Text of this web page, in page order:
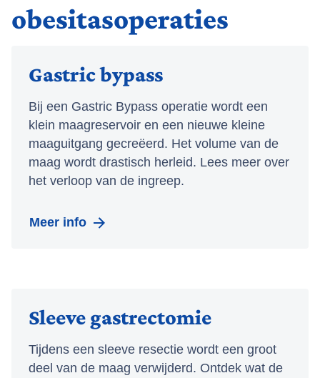
obesitasoperaties
Gastric bypass
Bij een Gastric Bypass operatie wordt een
klein maagreservoir en een nieuwe kleine
maaguitgang gecreëerd. Het volume van de
maag wordt drastisch herleid. Lees meer over
het verloop van de ingreep.
Meer info
Sleeve gastrectomie
Tijdens een sleeve resectie wordt een groot
deel van de maag verwijderd. Ontdek wat de